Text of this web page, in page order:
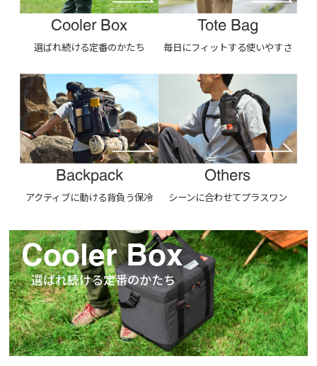
Cooler Box
選ばれ続ける定番のかたち
Tote Bag
毎日にフィットする使いやすさ
Backpack
アクティブに動ける背負う保冷
Others
シーンに合わせてプラスワン
Cooler Box
選ばれ続ける定番のかたち